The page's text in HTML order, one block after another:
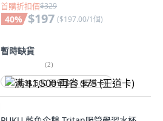
首購折扣價$329
40% $197 ($197.00/1個)
暫時缺貨
(2)
满 $1,500 再省 $75 (王道卡)